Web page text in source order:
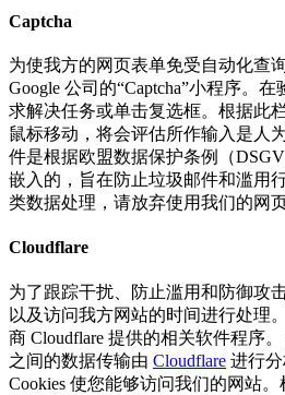
Captcha
为使我方的网页表单免受自动化查
Google 公司的“Captcha”小程序。
求解决任务或单击复选框。根据此
鼠标移动，将会评估所作输入是人
件是根据欧盟数据保护条例（
嵌入的，旨在防止垃圾邮件和滥用
类数据处理，请放弃使用我们的网页
Cloudflare
为了跟踪干扰、防止滥用和防御攻
以及访问我方网站的时间进行处理
商 Cloudflare 提供的相关软件程序
之间的数据传输由 Cloudflare 进行
Cookies 使您能够访问我们的网站